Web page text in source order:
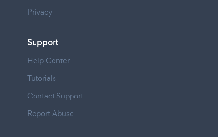
Privacy
Support
Help Center
Tutorials
Contact Support
Report Abuse